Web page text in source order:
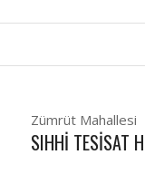
Zümrüt Mahallesi
SIHHI TESISAT